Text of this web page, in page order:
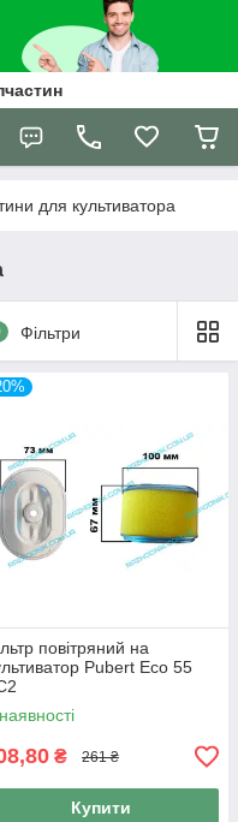
для культиватора
Фільтри
повітряний на
Pubert Eco 55
₴ 261 ₴
Купити